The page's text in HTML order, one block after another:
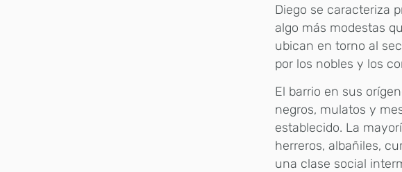
Diego se caracteriza
algo más modestas
ubican en torno al
por los nobles y los
El barrio en sus
negros, mulatos y
establecido. La
herreros, albañiles,
una clase social